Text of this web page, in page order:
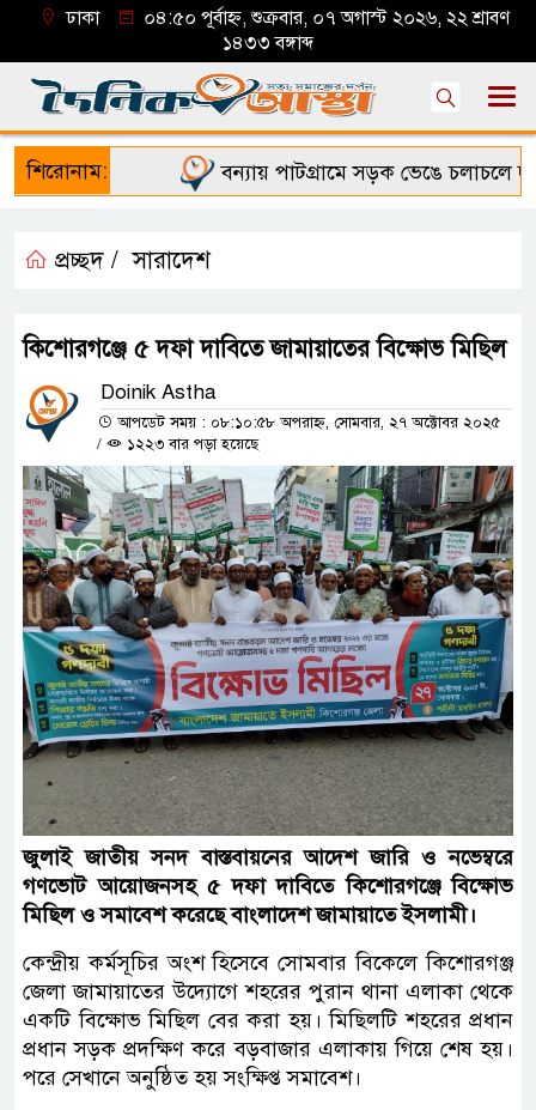
ঢাকা
০৪:৫০ পূর্বাহ্ন, শুক্রবার, ০৭ অগাস্ট ২০২৬, ২২ শ্রাবণ
১৪৩৩ বঙ্গাব্দ
শিরোনাম: বন্যায় পাটগ্রামে সড়ক ভেঙে চলাচলে
প্রচ্ছদ / সারাদেশ
কিশোরগঞ্জে ৫ দফা দাবিতে জামায়াতের বিক্ষোভ মিছিল
Doinik Astha
আপডেট সময় : ০৮:১০:৫৮ অপরাহ্ন, সোমবার, ২৭ অক্টোবর ২০২৫
/
১২২৩ বার পড়া হয়েছে
জুলাই জাতীয় সনদ বাস্তবায়নের আদেশ জারি ও নভেম্বরে
গণভোট আয়োজনসহ ৫ দফা দাবিতে কিশোরগঞ্জে বিক্ষোভ
মিছিল ও সমাবেশ করেছে বাংলাদেশ জামায়াতে ইসলামী।
কেন্দ্রীয় কর্মসূচির অংশ হিসেবে সোমবার বিকেলে কিশোরগঞ্জ
জেলা জামায়াতের উদ্যোগে শহরের পুরান থানা এলাকা থেকে
একটি বিক্ষোভ মিছিল বের করা হয়। মিছিলটি শহরের প্রধান
প্রধান সড়ক প্রদক্ষিণ করে বড়বাজার এলাকায় গিয়ে শেষ হয়।
পরে সেখানে অনুষ্ঠিত হয় সংক্ষিপ্ত সমাবেশ।